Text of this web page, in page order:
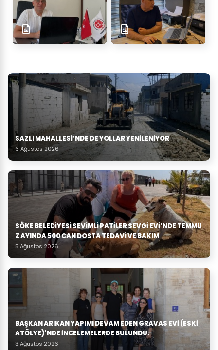
SAZLI MAHALLESİ’NDE DE YOLLAR YENİLENİYOR
6 Ağustos 2026
SÖKE BELEDIYESI SEVIMLI PATILER SEVGI EVI’NDE TEMMU
Z AYINDA 500 CAN DOSTA TEDAVI VE BAKIM
5 Ağustos 2026
BAŞKAN ARIKAN YAPIMI DEVAM EDEN GRAVAS EVI (ESKI
ATÖLYE)'NDE İNCELEMELERDE BULUNDU.
3 Ağustos 2026